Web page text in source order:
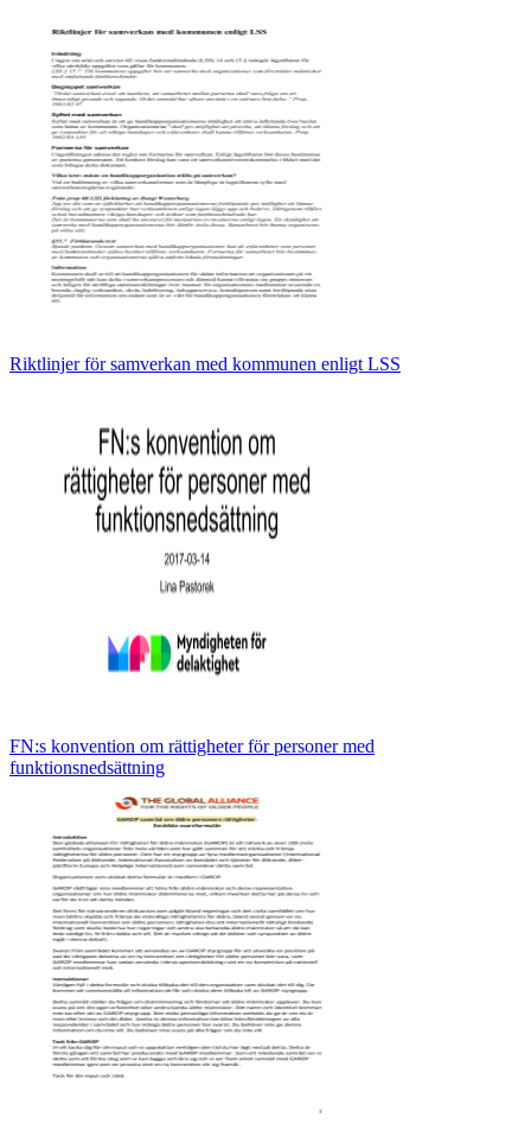
Riktlinjer för samverkan med kommunen enligt LSS
FN:s konvention om rättigheter för personer med
funktionsnedsättning